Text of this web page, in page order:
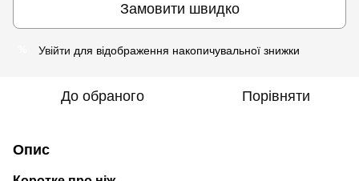
Замовити швидко
Увійти для відображення накопичувальної знижки
До обраного Порівняти
Опис